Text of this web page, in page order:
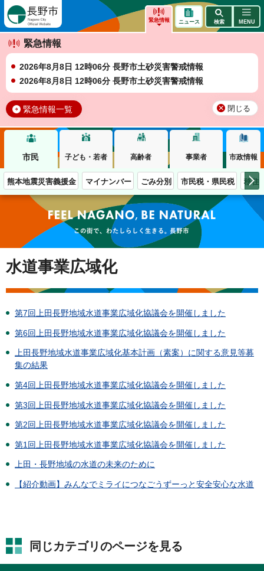
緊急情報
緊急情報
2026年8月8日 12時06分 長野市土砂災害警戒情報
2026年8月8日 12時06分 長野市土砂災害警戒情報
緊急情報一覧 閉じる
ニュース 検索 MENU
市民 子ども・若者 高齢者 事業者 市政情報
熊本地震災害義援金 マイナンバー ごみ分別 市民税・県民税 移住
この街で、わたしらしく生きる。長野市
水道事業広域化
第7回上田長野地域水道事業広域化協議会を開催しました
第6回上田長野地域水道事業広域化協議会を開催しました
上田長野地域水道事業広域化基本計画（素案）に関する意見等募
集の結果
第4回上田長野地域水道事業広域化協議会を開催しました
第3回上田長野地域水道事業広域化協議会を開催しました
第2回上田長野地域水道事業広域化協議会を開催しました
第1回上田長野地域水道事業広域化協議会を開催しました
上田・長野地域の水道の未来のために
【紹介動画】みんなでミライにつなごうずーっと安全安心な水道
同じカテゴリのページを見る